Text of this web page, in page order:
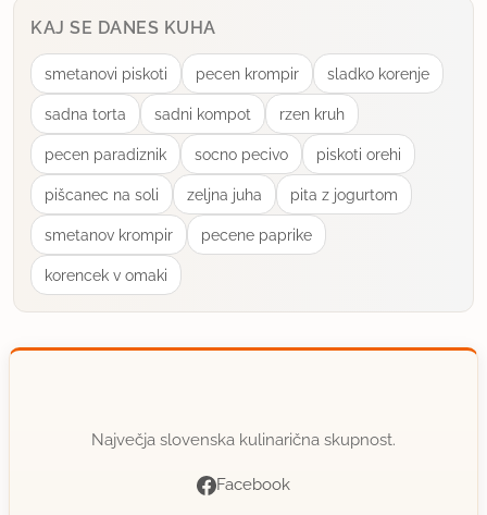
KAJ SE DANES KUHA
smetanovi piskoti pecen krompir sladko korenje
sadna torta sadni kompot rzen kruh
pecen paradiznik socno pecivo piskoti orehi
pišcanec na soli zeljna juha pita z jogurtom
smetanov krompir pecene paprike
korencek v omaki
Največja slovenska kulinarična skupnost.
Facebook